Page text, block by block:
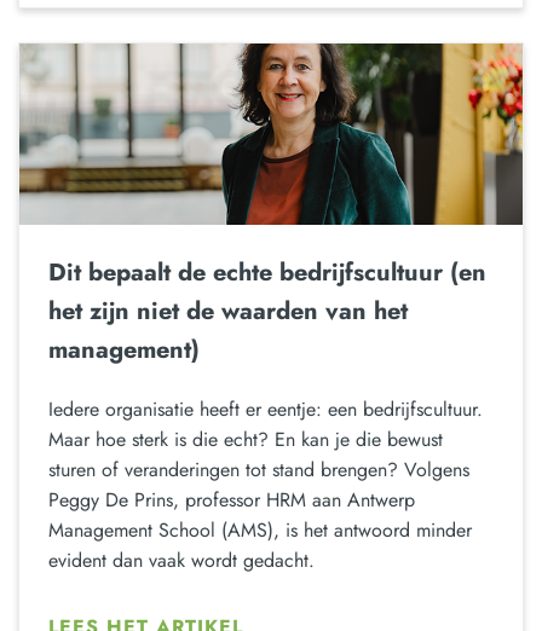
Dit bepaalt de echte bedrijfscultuur (en
het zijn niet de waarden van het
management)
Iedere organisatie heeft er eentje: een bedrijfscultuur.
Maar hoe sterk is die echt? En kan je die bewust
sturen of veranderingen tot stand brengen? Volgens
Peggy De Prins, professor HRM aan Antwerp
Management School (AMS), is het antwoord minder
evident dan vaak wordt gedacht.